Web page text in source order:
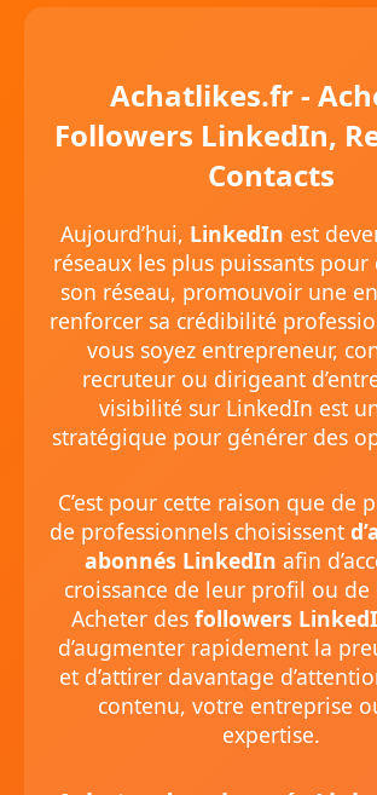
Achatlikes.fr -
Followers LinkedIn,
Contacts
Aujourd’hui, LinkedIn est
réseaux les plus puissants
son réseau, promouvoir une
renforcer sa crédibilité
vous soyez entrepreneur,
recruteur ou dirigeant
visibilité sur LinkedIn est
stratégique pour générer des
C’est pour cette raison que de
de professionnels choisissent
abonnés LinkedIn afin
croissance de leur profil ou de
Acheter des followers
d’augmenter rapidement la
et d’attirer davantage
contenu, votre entreprise
expertise.